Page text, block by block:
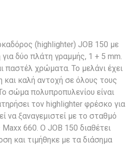
(highlighter) JOB 150 με
δύο πλάτη γραμμής, 1 + 5 mm.
παστέλ χρώματα. Το μελάνι έχει
και καλή αντοχή σε όλους τους
σώμα πολυπροπυλενίου είναι
τον highlighter φρέσκο για
να ξαναγεμιστεί με το σταθμό
660. Ο JOB 150 διαθέτει
και τιμήθηκε με τα διάσημα